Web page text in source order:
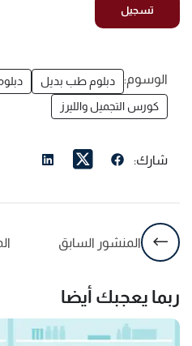
الوسوم: دبلوم طب بديل
كورس التجميل والليرز
شارك:
المنشور السابق
ربما يعجبك أيضا